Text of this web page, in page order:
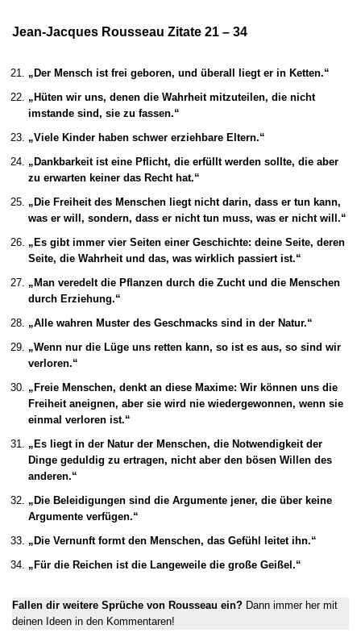
Jean-Jacques Rousseau Zitate 21 – 34
„Der Mensch ist frei geboren, und überall liegt er in Ketten.“
„Hüten wir uns, denen die Wahrheit mitzuteilen, die nicht
imstande sind, sie zu fassen.“
„Viele Kinder haben schwer erziehbare Eltern.“
„Dankbarkeit ist eine Pflicht, die erfüllt werden sollte, die aber
zu erwarten keiner das Recht hat.“
„Die Freiheit des Menschen liegt nicht darin, dass er tun kann,
was er will, sondern, dass er nicht tun muss, was er nicht will.“
„Es gibt immer vier Seiten einer Geschichte: deine Seite, deren
Seite, die Wahrheit und das, was wirklich passiert ist.“
„Man veredelt die Pflanzen durch die Zucht und die Menschen
durch Erziehung.“
„Alle wahren Muster des Geschmacks sind in der Natur.“
„Wenn nur die Lüge uns retten kann, so ist es aus, so sind wir
verloren.“
„Freie Menschen, denkt an diese Maxime: Wir können uns die
Freiheit aneignen, aber sie wird nie wiedergewonnen, wenn sie
einmal verloren ist.“
„Es liegt in der Natur der Menschen, die Notwendigkeit der
Dinge geduldig zu ertragen, nicht aber den bösen Willen des
anderen.“
„Die Beleidigungen sind die Argumente jener, die über keine
Argumente verfügen.“
„Die Vernunft formt den Menschen, das Gefühl leitet ihn.“
„Für die Reichen ist die Langeweile die große Geißel.“
Fallen dir weitere Sprüche von Rousseau ein? Dann immer her mit
deinen Ideen in den Kommentaren!